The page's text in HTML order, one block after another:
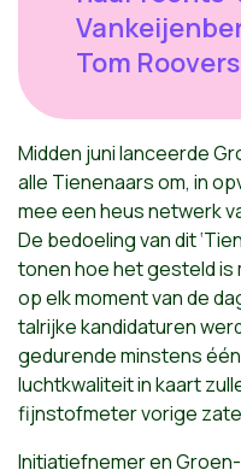
Tom
Midden juni lanceerde
alle Tienenaars om, in
mee een heus netwerk
De bedoeling van dit
tonen hoe het gesteld is
op elk moment van de
talrijke kandidaturen
gedurende minstens
luchtkwaliteit in kaart
fijnstofmeter vorige
Initiatiefnemer en